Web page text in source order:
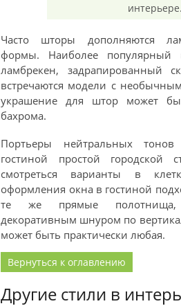
интерьере.
Часто шторы дополняются
формы. Наиболее популярный
ламбрекен, задрапированный
встречаются модели с
украшение для штор может
бахрома.
Портьеры нейтральных
гостиной простой городской
смотреться варианты в
оформления окна в гостиной
те же прямые полотнища,
декоративным шнуром по
может быть практически любая.
Вернуться к оглавлению
Другие стили в